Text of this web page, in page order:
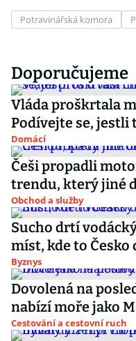
Potravinářská komora
Doporučujeme
Vláda proškrtala
Podívejte se, jestli
Domácí
Češi propadli
trendu, který jiné
Obchod a služby
Sucho drtí
míst, kde to Česko
Byznys
Dovolená na
nabízí moře jako
Cestování a cestovní ruch